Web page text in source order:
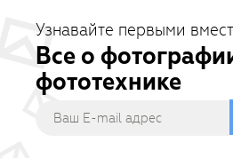
Узнавайте первыми
Все о
фототехнике